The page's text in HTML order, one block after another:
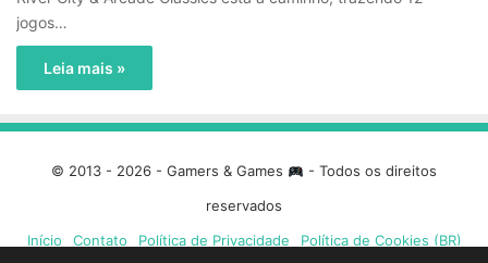
jogos…
Leia mais »
© 2013 - 2026 - Gamers & Games
- Todos os direitos
reservados
Início
Contato Política de Privacidade Política de Cookies (BR)